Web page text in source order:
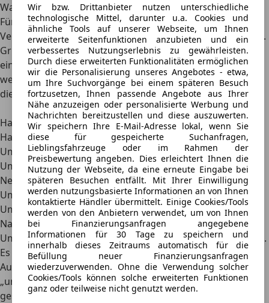
Wir bzw. Drittanbieter nutzen unterschiedliche
technologische Mittel, darunter u.a. Cookies und
ähnliche Tools auf unserer Webseite, um Ihnen
erweiterte Seitenfunktionen anzubieten und ein
verbessertes Nutzungserlebnis zu gewährleisten.
Durch diese erweiterten Funktionalitäten ermöglichen
wir die Personalisierung unseres Angebotes - etwa,
um Ihre Suchvorgänge bei einem späteren Besuch
fortzusetzen, Ihnen passende Angebote aus Ihrer
Nähe anzuzeigen oder personalisierte Werbung und
Nachrichten bereitzustellen und diese auszuwerten.
Wir speichern Ihre E-Mail-Adresse lokal, wenn Sie
diese für gespeicherte Suchanfragen,
Lieblingsfahrzeuge oder im Rahmen der
Preisbewertung angeben. Dies erleichtert Ihnen die
Nutzung der Webseite, da eine erneute Eingabe bei
späteren Besuchen entfällt. Mit Ihrer Einwilligung
werden nutzungsbasierte Informationen an von Ihnen
kontaktierte Händler übermittelt. Einige Cookies/Tools
werden von den Anbietern verwendet, um von Ihnen
bei Finanzierungsanfragen angegebene
Informationen für 30 Tage zu speichern und
innerhalb dieses Zeitraums automatisch für die
Befüllung neuer Finanzierungsanfragen
wiederzuverwenden. Ohne die Verwendung solcher
Cookies/Tools können solche erweiterten Funktionen
ganz oder teilweise nicht genutzt werden.
Was kostet das Ummelden eines Autos?
Für das Ummelden eines Kfz fallen Gebühren an.
Verschiedene Faktoren bestimmen, wie hoch sie ausfallen.
Grundsätzlich variieren die Kosten für die Ummeldung
eines Autos je nach Zulassungsbezirk und Behörde. Mit
welchen Preisen durchschnittlich zu rechnen ist, verrät
dieser Überblick.
Grund für die Ummeldung des Autos
Kosten
Halterwechsel – gleicher Zulassungsbezirkca. 12-20 €
Halterwechsel – neuer Zulassungsbezirk
ca. 30 €
Umzug innerhalb des Zulassungsbezirks
ca. 12 €
Umzug in anderen Zulassungsbezirk
ca. 30 €
Neues Kennzeichen (falls notwendig)
ca. 25 €
Umweltplakette (falls notwendig)
ca. 5 €
Ummeldung versäumt? Mit diesen Kosten ist zu rechnen
Nach einem Umzug oder Halterwechsel sollte die
Ummeldung des Kfz ganz oben auf der To-do-Liste stehen.
Es gibt zwar keine einheitlich definierte Frist zur
Autoummeldung, jedoch soll dies laut Gesetzgeber
„unverzüglich“ erfolgen. Ob die Ummeldung fristgerecht
geschieht, liegt also im Ermessen des Sachbearbeiters.